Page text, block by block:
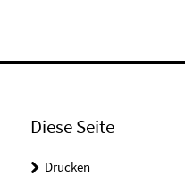
Diese Seite
Drucken